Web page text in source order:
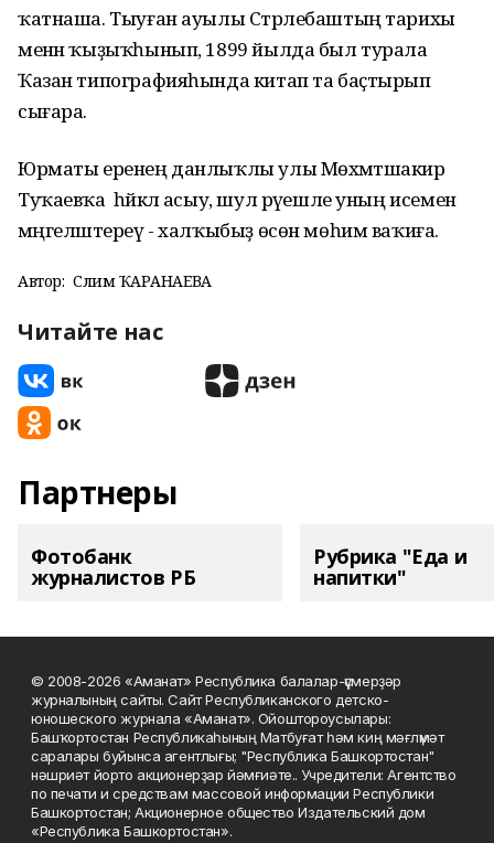
ҡатнаша. Тыуған ауылы Стәрлебаштың тарихы
менән ҡыҙыҡһынып, 1899 йылда был турала
Ҡазан типографияһында китап та баҫтырып
сығара.
Юрматы еренең данлыҡлы улы Мөхәмәтшакир
Туҡаевҡа һәйкәл асыу, шул рәүешле уның исемен
мәңгеләштереү - халҡыбыҙ өсөн мөһим ваҡиға.
Автор: Сәлимә ҠАРАНАЕВА
Читайте нас
Партнеры
Фотобанк
журналистов РБ
Рубрика "Еда и
напитки"
© 2008-2026 «Аманат» Республика балалар-үҫмерҙәр
журналының сайты. Сайт Республиканского детско-
юношеского журнала «Аманат». Ойоштороусылары:
Башҡортостан Республикаһының Матбуғат һәм киң мәғлүмәт
саралары буйынса агентлығы; "Республика Башкортостан"
нәшриәт йорто акционерҙар йәмғиәте.. Учредители: Агентство
по печати и средствам массовой информации Республики
Башкортостан; Акционерное общество Издательский дом
«Республика Башкортостан».